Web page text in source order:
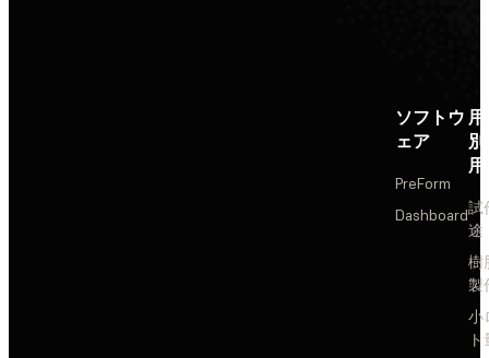
ソフトウ
ェア
PreForm
Dashboard試
途
樹
製
小